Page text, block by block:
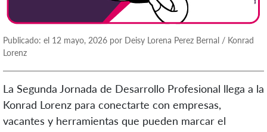
Publicado: el 12 mayo, 2026 por Deisy Lorena Perez Bernal / Konrad
Lorenz
La Segunda Jornada de Desarrollo Profesional llega a la
Konrad Lorenz para conectarte con empresas,
vacantes y herramientas que pueden marcar el